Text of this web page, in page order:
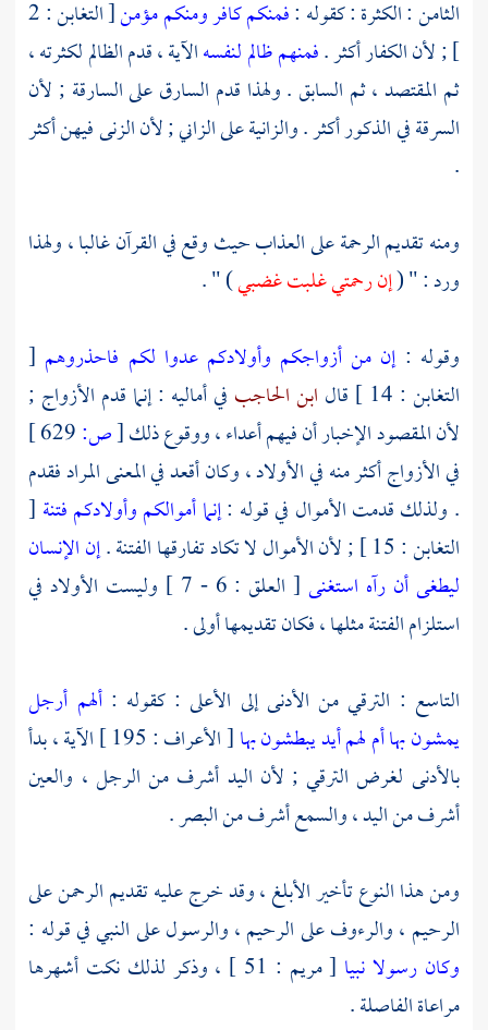
الثامن : الكثرة : كقوله :فمنكم كافر ومنكم مؤمن
[ التغابن : 2
] ; لأن الكفار أكثر .فمنهم ظالم لنفسهالآية ، قدم الظالم لكثرته ،
ثم المقتصد ، ثم السابق . ولهذا قدم السارق على السارقة ; لأن
السرقة في الذكور أكثر . والزانية على الزاني ; لأن الزنى فيهن أكثر
.
ومنه تقديم الرحمة على العذاب حيث وقع في القرآن غالبا ، ولهذا
ورد : " (إن رحمتي غلبت غضبي) " .
وقوله :إن من أزواجكم وأولادكم عدوا لكم فاحذروهم [
التغابن : 14 ] قال
ابن الحاجب في أماليه : إنما قدم الأزواج ;
لأن المقصود الإخبار أن فيهم أعداء ، ووقوع ذلك[ص:
في الأزواج أكثر منه في الأولاد ، وكان أقعد في المعنى المراد فقدم
. ولذلك قدمت الأموال في قوله :إنما أموالكم وأولادكم فتنة [
التغابن : 15 ] ; لأن الأموال لا تكاد تفارقها الفتنة .
إن الإنسان
ليطغى أن رآه استغنى
[ العلق : 6 - 7 ] وليست الأولاد في
استلزام الفتنة مثلها ، فكان تقديمها أولى .
التاسع : الترقي من الأدنى إلى الأعلى : كقوله :ألهم أرجل
يمشون بها أم لهم أيد يبطشون بها
[ الأعراف : 195 ] الآية ، بدأ
بالأدنى لغرض الترقي ; لأن اليد أشرف من الرجل ، والعين
أشرف من اليد ، والسمع أشرف من البصر .
ومن هذا النوع تأخير الأبلغ ، وقد خرج عليه تقديم الرحمن على
الرحيم ، والرءوف على الرحيم ، والرسول على النبي في قوله :
وكان رسولا نبيا
[ مريم : 51 ] ، وذكر لذلك نكت أشهرها
مراعاة الفاصلة .